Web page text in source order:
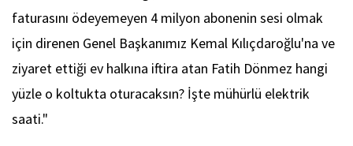
faturasını ödeyemeyen 4 milyon abonenin sesi olmak
için direnen Genel Başkanımız Kemal Kılıçdaroğlu'na ve
ziyaret ettiği ev halkına iftira atan Fatih Dönmez hangi
yüzle o koltukta oturacaksın? İşte mühürlü elektrik
saati."